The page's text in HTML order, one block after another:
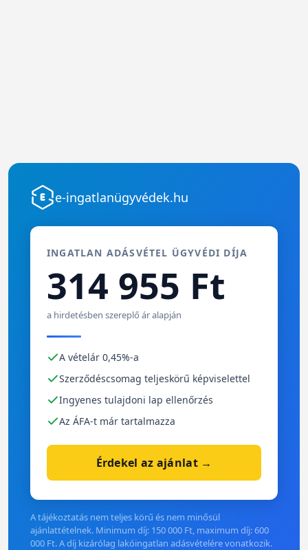
e-ingatlanügyvédek.hu
INGATLAN ADÁSVÉTEL ÜGYVÉDI DÍJA
314 955 Ft
a hirdetésben szereplő ár alapján
A vételár 0,45%-a
Szerződéscsomag teljeskörű képviselettel
Ingyenes tulajdoni lap ellenőrzés
Az ÁFA-t már tartalmazza
Érdekel az ajánlat →
A tájékoztatás nem teljes körű és nem minősül
ajánlattételnek. Minimum díj: 150 000 Ft, maximum díj: 600
000 Ft. A díj kizárólag lakóingatlan adásvételére vonatkozik.